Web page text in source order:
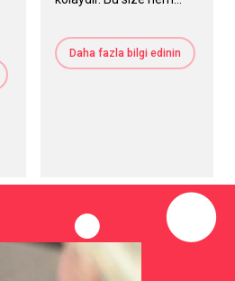
göze çarpmayan bir
tutma yeri sağlar.
Daha fazla bilgi edinin